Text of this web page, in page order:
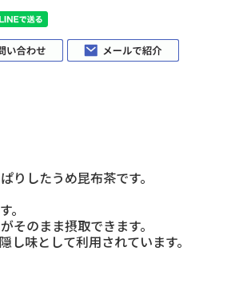
したうめ昆布茶です。
。
そのまま摂取できます。
味として利用されています。